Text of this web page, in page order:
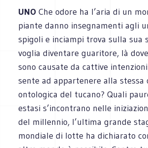
UNO Che odore ha l’aria di un
piante danno insegnamenti agli
spigoli e inciampi trova sulla sua
voglia diventare guaritore, là
sono causate da cattive
sente ad appartenere alla stessa
ontologica del tucano? Quali
estasi s’incontrano nelle
del millennio, l’ultima grande
mondiale di lotte ha dichiarato